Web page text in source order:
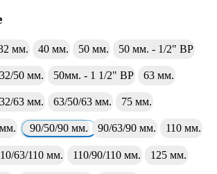
мм. 40 мм. 50 мм. 50 мм. - 1/2" ВР
50 мм. 50мм. - 1 1/2" ВР 63 мм.
63 мм. 63/50/63 мм. 75 мм.
90/50/90 мм. 90/63/90 мм. 110 мм.
63/110 мм. 110/90/110 мм. 125 мм.